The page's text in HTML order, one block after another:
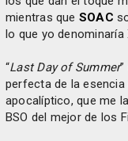
mientras que SOAC
lo que yo denominaría
“Last Day of Summer
perfecta de la
apocalíptico, que me
BSO del mejor de los